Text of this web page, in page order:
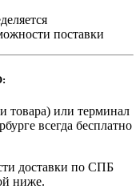
поставки
товара) или терминал
всегда бесплатно
доставки по СПБ
ниже.